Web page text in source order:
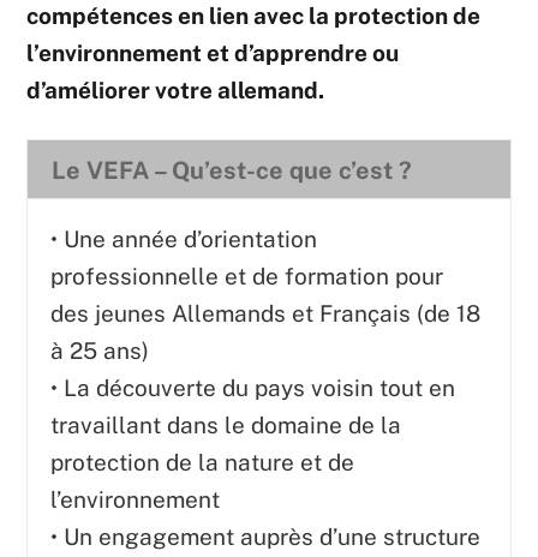
compétences en lien avec la protection de
l’environnement et d’apprendre ou
d’améliorer votre allemand.
Le VEFA – Qu’est-ce que c’est ?
• Une année d’orientation
professionnelle et de formation pour
des jeunes Allemands et Français (de 18
à 25 ans)
• La découverte du pays voisin tout en
travaillant dans le domaine de la
protection de la nature et de
l’environnement
• Un engagement auprès d’une structure